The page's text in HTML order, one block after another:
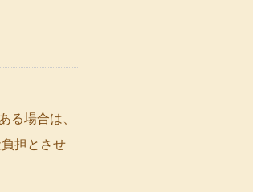
る場合は、
担とさせ